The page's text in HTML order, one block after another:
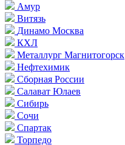
Амур
Витязь
Динамо Москва
КХЛ
Металлург Магнитогорск
Нефтехимик
Сборная России
Салават Юлаев
Сибирь
Сочи
Спартак
Торпедо